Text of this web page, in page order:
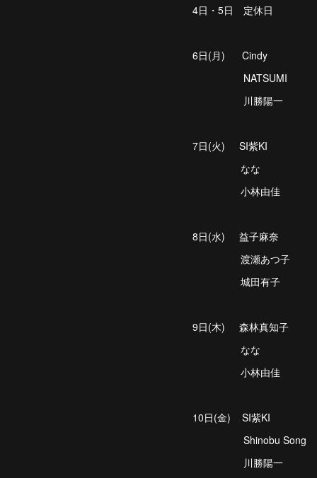
4日・5日 定休日
6日(月) Cindy
NATSUMI
川勝陽一
7日(火) SI紫KI
なな
小林由佳
8日(水) 益子麻奈
渡瀬あつ子
城田有子
9日(木) 森林真知子
なな
小林由佳
10日(金) SI紫KI
Shinobu Song
川勝陽一